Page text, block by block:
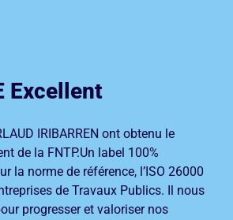
Excellent
IRIBARREN ont obtenu le
de la FNTP.Un label 100%
la norme de référence, l’ISO 26000
de Travaux Publics. Il nous
progresser et valoriser nos